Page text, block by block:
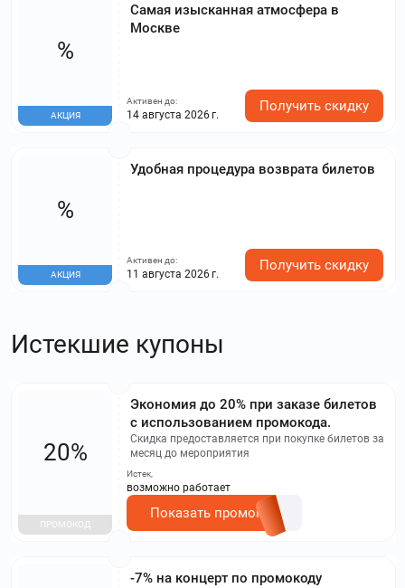
Самая изысканная атмосфера в
Москве
%
АКЦИЯ
Активен до:
14 августа 2026 г.
Получить скидку
Удобная процедура возврата билетов
%
АКЦИЯ
Активен до:
11 августа 2026 г.
Получить скидку
Истекшие купоны
Экономия до 20% при заказе билетов
с использованием промокода.
Скидка предоставляется при покупке билетов за
месяц до мероприятия
20%
ПРОМОКОД
Истек,
возможно работает
Показать промокод
-7% на концерт по промокоду